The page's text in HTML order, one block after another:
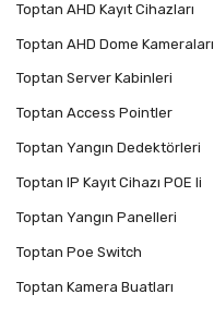
Toptan AHD Kayıt Cihazları
Toptan AHD Dome Kameraları
Toptan Server Kabinleri
Toptan Access Pointler
Toptan Yangın Dedektörleri
Toptan IP Kayıt Cihazı POE li
Toptan Yangın Panelleri
Toptan Poe Switch
Toptan Kamera Buatları